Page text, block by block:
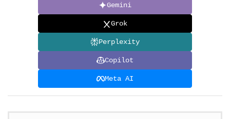
Gemini
Grok
Perplexity
Copilot
Meta AI